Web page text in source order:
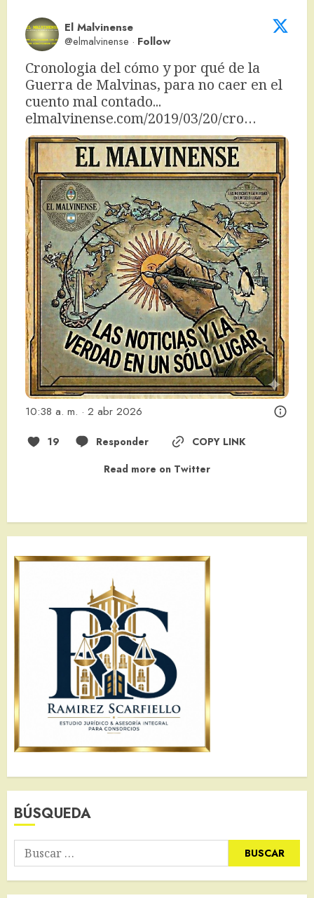
El Malvinense
@elmalvinense · Follow
Cronologia del cómo y por qué de la
Guerra de Malvinas, para no caer en el
elmalvinense.com/2019/03/20/cro…
10:38 a. m. · 2 abr 2026
19 Responder
COPY LINK
Read more on Twitter
BÚSQUEDA
Buscar: